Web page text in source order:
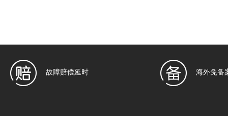
故障赔偿延时 海外免备